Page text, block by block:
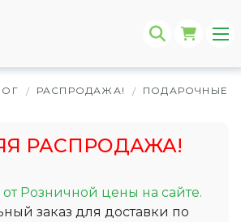
/ РАСПРОДАЖА! / ПОДАРОЧНЫЕ
РАСПРОДАЖА!
Розничной цены на сайте.
заказ для доставки по